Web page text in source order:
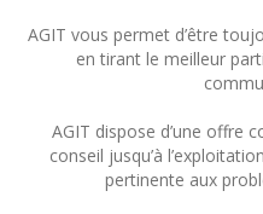
AGIT vous permet d’être
en tirant le meilleur
AGIT dispose d’une offre
conseil jusqu’à
pertinente aux